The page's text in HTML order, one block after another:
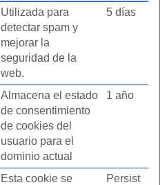
Utilizada para
detectar spam y
mejorar la
seguridad de la
web.
5 días
Almacena el estado
de consentimiento
de cookies del
usuario para el
dominio actual
1 año
Esta cookie se
Persist